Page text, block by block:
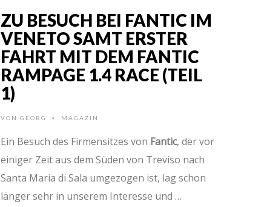
ZU BESUCH BEI FANTIC IM
VENETO SAMT ERSTER
FAHRT MIT DEM FANTIC
RAMPAGE 1.4 RACE (TEIL
1)
VON GEORG • MAGAZIN
Ein Besuch des Firmensitzes von Fantic, der vor
einiger Zeit aus dem Süden von Treviso nach
Santa Maria di Sala umgezogen ist, lag schon
länger sehr in unserem Interesse und …